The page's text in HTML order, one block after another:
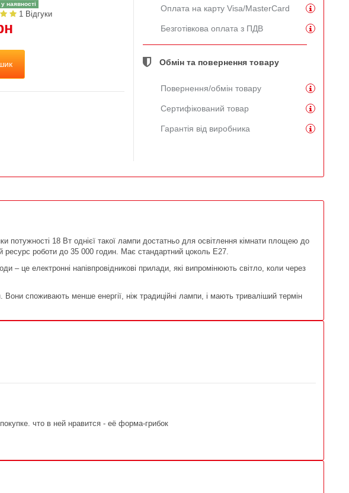
наявності
1 Відгуки
Оплата на карту Visa/MasterCard
Безготівкова оплата з ПДВ
Обмін та повернення товару
Повернення/обмін товару
Сертифікований товар
Гарантія від виробника
18 Вт однієї такої лампи достатньо для освітлення кімнати площею до
ресурс роботи до 35 000 годин. Має стандартний цоколь Е27.
– це електронні напівпровідникові прилади, які випромінюють світло, коли через
споживають менше енергії, ніж традиційні лампи, і мають триваліший термін
что в ней нравится - её форма-грибок